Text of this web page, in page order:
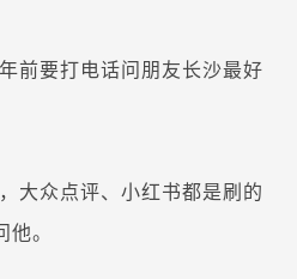
前要打电话问朋友长沙最好
大众点评、小红书都是刷的
。